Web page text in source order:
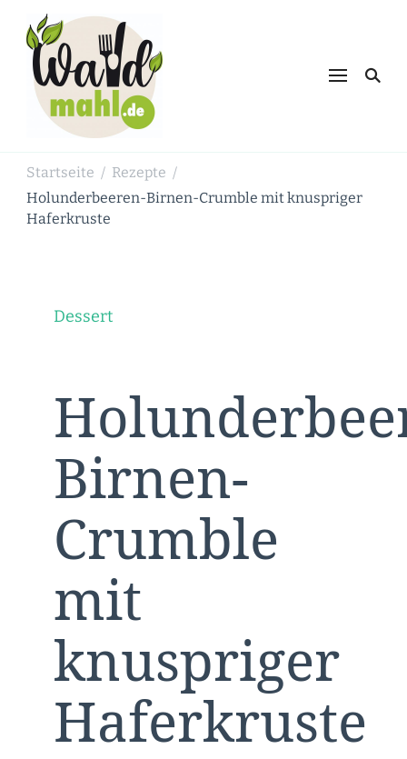
Schnabulieren, was die Natur einem
Startseite / Rezepte /
Holunderbeeren-Birnen-Crumble mit knuspriger
Haferkruste
Dessert
Birnen-
Crumble
mit
knuspriger
Haferkruste